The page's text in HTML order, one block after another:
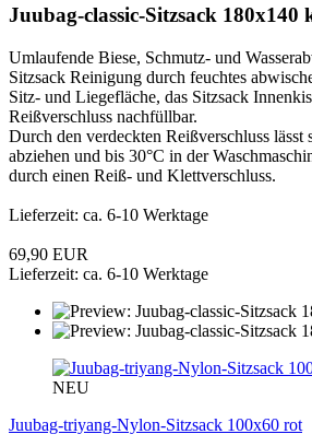
Juubag-classic-Sitzsack 180x140
Umlaufende Biese, Schmutz- und
Sitzsack Reinigung durch feuchtes
Sitz- und Liegefläche, das Sitzsack
Reißverschluss nachfüllbar.
Durch den verdeckten Reißverschluss lässt
abziehen und bis 30°C in der
durch einen Reiß- und Klettverschluss.
Lieferzeit: ca. 6-10 Werktage
69,90 EUR
Lieferzeit: ca. 6-10 Werktage
NEU
Juubag-triyang-Nylon-Sitzsack 100x60 rot